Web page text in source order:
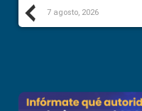
Previous
7 agosto, 2026